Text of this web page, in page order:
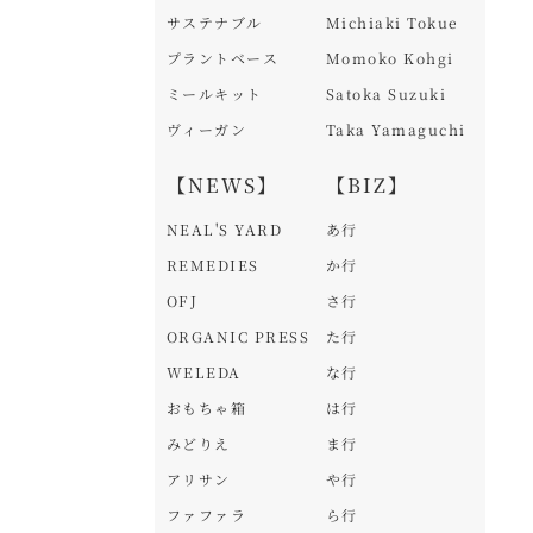
サステナブル
プラントベース
ミールキット
ヴィーガン
【NEWS】
NEAL'S YARD
REMEDIES
OFJ
ORGANIC PRESS
WELEDA
おもちゃ箱
みどりえ
アリサン
ファファラ
Michiaki Tokue
Momoko Kohgi
Satoka Suzuki
Taka Yamaguchi
【BIZ】
あ行
か行
さ行
た行
な行
は行
ま行
や行
ら行